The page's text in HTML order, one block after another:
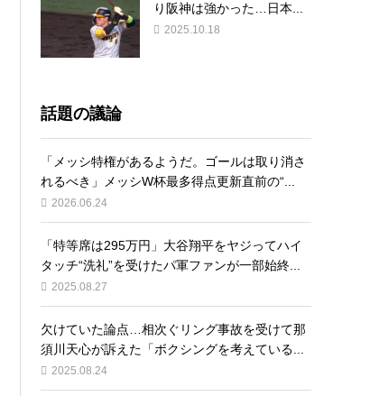
り阪神は強かった…日本...
2025.10.18
話題の議論
「メッシ特権があるようだ。ゴールは取り消さ
れるべき」メッシW杯最多得点更新直前の“...
2026.06.24
「特等席は295万円」大谷翔平をヤジってハイ
タッチ“洗礼”を受けたパ軍ファンが一部始終...
2025.08.27
欠けていた論点…相次ぐリング事故を受けて那
須川天心が訴えた「ボクシングを考えている...
2025.08.24